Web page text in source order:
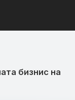
бизнис на